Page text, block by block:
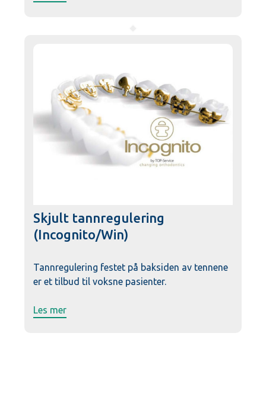
Skjult tannregulering
(Incognito/Win)
Tannregulering festet på baksiden av tennene
er et tilbud til voksne pasienter.
Les mer